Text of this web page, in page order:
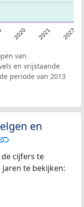
2020 2021 2023
van
en vrijstaande
periode van 2013
en
cijfers te
te bekijken: